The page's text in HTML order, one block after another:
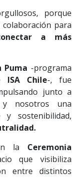
porque
para
a más
Puma -programa
ISA Chile-, fue
junto a
y nosotros una
sostenibilidad,
la Ceremonia
que visibiliza
entre distintos